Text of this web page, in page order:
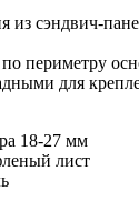
из сэндвич-
периметру
для
18-27 мм
лист